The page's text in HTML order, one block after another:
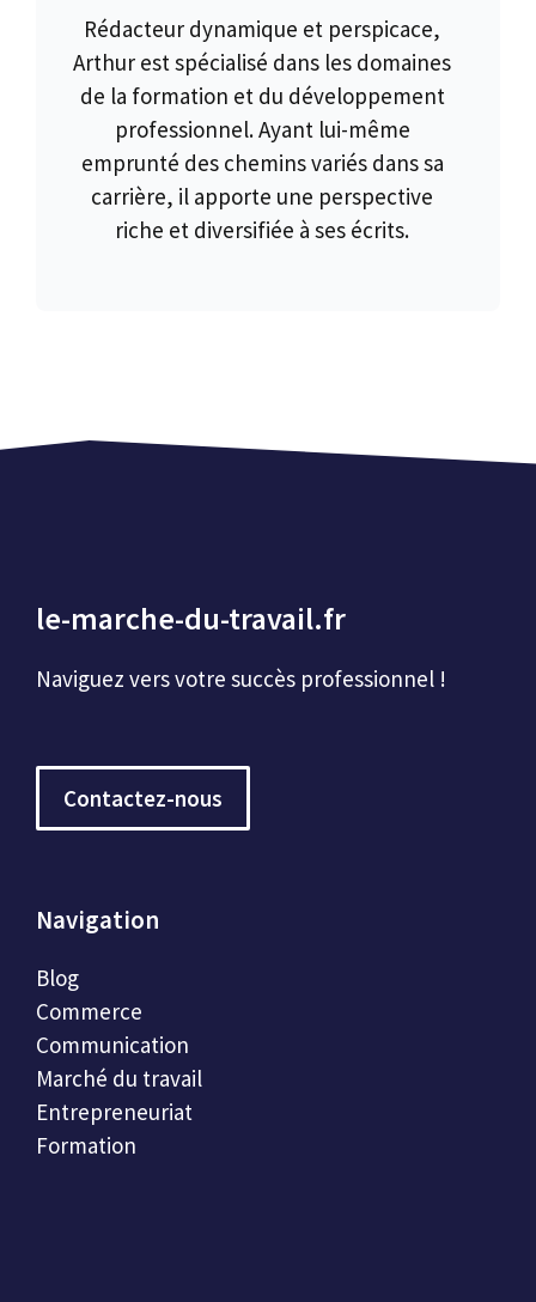
Rédacteur dynamique et perspicace,
Arthur est spécialisé dans les domaines
de la formation et du développement
professionnel. Ayant lui-même
emprunté des chemins variés dans sa
carrière, il apporte une perspective
riche et diversifiée à ses écrits.
le-marche-du-travail.fr
Naviguez vers votre succès professionnel !
Contactez-nous
Navigation
Blog
Commerce
Communication
Marché du travail
Entrepreneuriat
Formation